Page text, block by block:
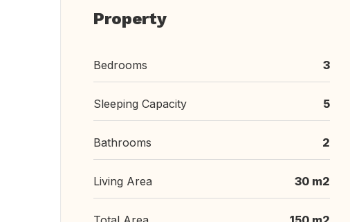
Property
Bedrooms 3
Sleeping Capacity 5
Bathrooms 2
Living Area 30 m2